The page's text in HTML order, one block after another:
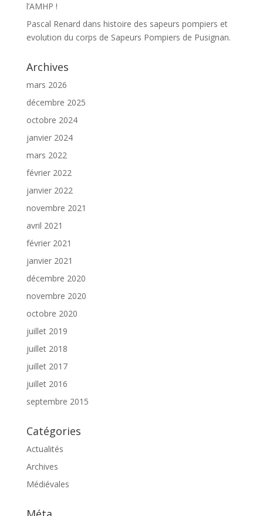
l’AMHP !
Pascal Renard dans histoire des sapeurs pompiers et
evolution du corps de Sapeurs Pompiers de Pusignan.
Archives
mars 2026
décembre 2025
octobre 2024
janvier 2024
mars 2022
février 2022
janvier 2022
novembre 2021
avril 2021
février 2021
janvier 2021
décembre 2020
novembre 2020
octobre 2020
juillet 2019
juillet 2018
juillet 2017
juillet 2016
septembre 2015
Catégories
Actualités
Archives
Médiévales